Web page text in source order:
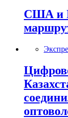
США и